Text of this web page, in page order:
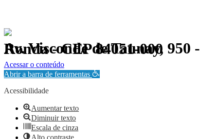
Av. Visconde de Taunay, 950 - Ronda - CEP 84051-000
Política de Privacidade.
Acessar o conteúdo
Abrir a barra de ferramentas
Acessibilidade
Aumentar texto
Diminuir texto
Escala de cinza